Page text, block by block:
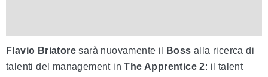
Flavio Briatore sarà nuovamente il Boss alla ricerca di
talenti del management inThe Apprentice 2: il talent